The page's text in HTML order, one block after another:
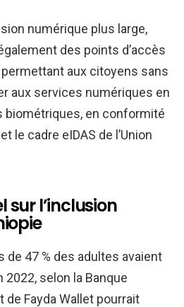
numérique plus large,
des points d’accès
aux citoyens sans
aux services numériques en
biométriques, en conformité
le cadre eIDAS de l’Union
l’inclusion
de 47 % des adultes avaient
selon la Banque
de Fayda Wallet pourrait